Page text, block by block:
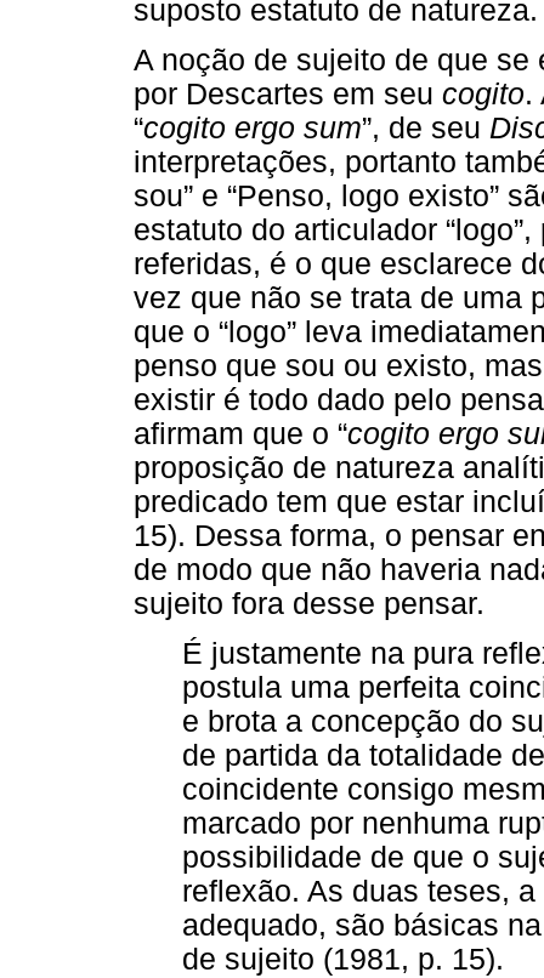
suposto estatuto de natureza.
A noção de sujeito de que
por Descartes em seu cogito.
“cogito ergo sum”, de seu
interpretações, portanto
sou” e “Penso, logo existo”
estatuto do articulador
referidas, é o que esclarece
vez que não se trata de uma
que o “logo” leva
penso que sou ou existo,
existir é todo dado pelo
afirmam que o “cogito ergo
proposição de natureza
predicado tem que estar
15). Dessa forma, o pensar
de modo que não haveria
sujeito fora desse pensar.
É justamente na pura
postula uma perfeita
e brota a concepção do
de partida da totalidade
coincidente consigo
marcado por nenhuma
possibilidade de que o
reflexão. As duas teses,
adequado, são básicas
de sujeito (1981, p. 15).